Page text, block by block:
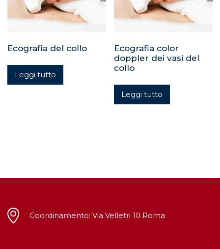
Ecografia del collo
Leggi tutto
Ecografia color
doppler dei vasi del
collo
Leggi tutto
Coordinamento: Via Velletri 10 Roma